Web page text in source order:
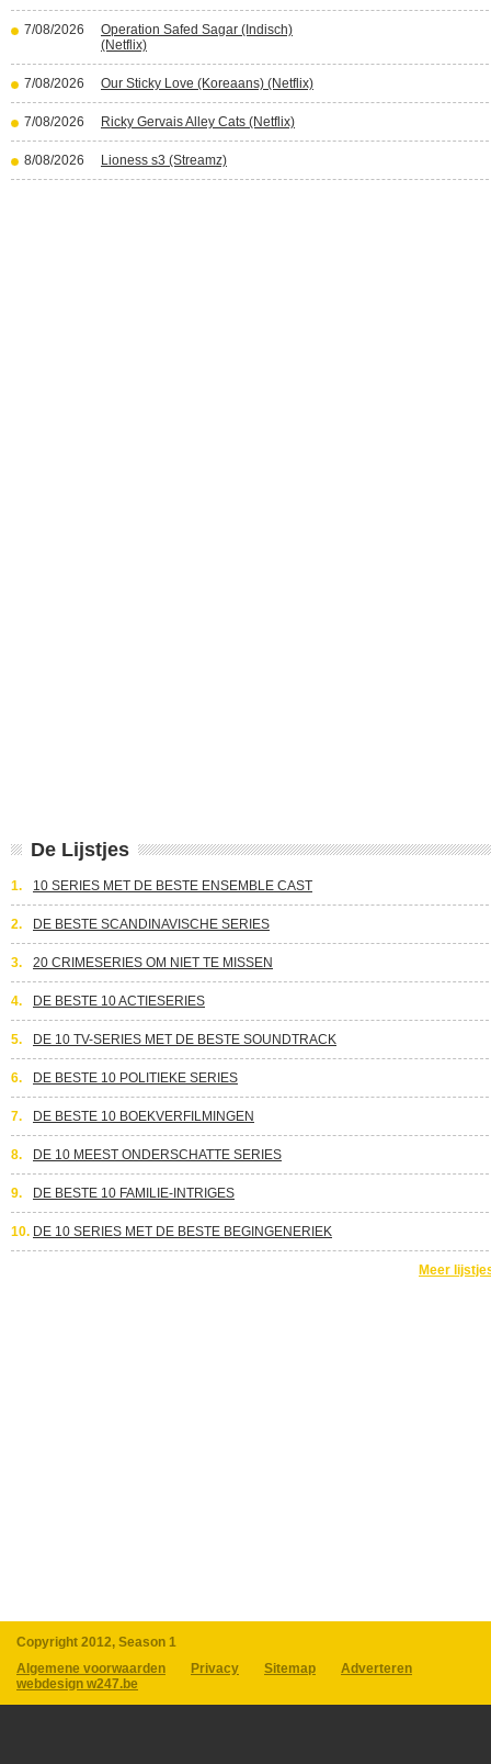
7/08/2026
Operation Safed Sagar (Indisch)
(Netflix)
7/08/2026 Our Sticky Love (Koreaans) (Netflix)
7/08/2026 Ricky Gervais Alley Cats (Netflix)
8/08/2026 Lioness s3 (Streamz)
De Lijstjes
1. 10 SERIES MET DE BESTE ENSEMBLE CAST
2. DE BESTE SCANDINAVISCHE SERIES
3. 20 CRIMESERIES OM NIET TE MISSEN
4. DE BESTE 10 ACTIESERIES
5. DE 10 TV-SERIES MET DE BESTE SOUNDTRACK
6. DE BESTE 10 POLITIEKE SERIES
7. DE BESTE 10 BOEKVERFILMINGEN
8. DE 10 MEEST ONDERSCHATTE SERIES
9. DE BESTE 10 FAMILIE-INTRIGES
10. DE 10 SERIES MET DE BESTE BEGINGENERIEK
Meer
Copyright 2012, Season 1
Algemene voorwaarden
Privacy Sitemap
Adverteren
webdesign w247.be